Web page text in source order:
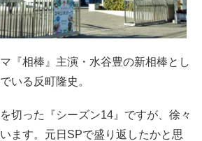
『相棒』主演・水谷豊の新相棒とし
いる反町隆史。
切った『シーズン14』ですが、徐々
ます。元日SPで盛り返したかと思